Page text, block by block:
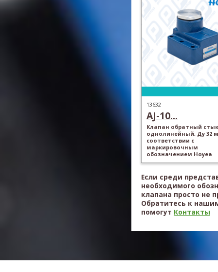
13632
AJ-10...
Клапан обратный
однолинейный, Ду 32
соответствии с
маркировочным
обозначением Hoyea
Если среди
необходимого
клапана просто не
Обратитесь к
помогут Контакты